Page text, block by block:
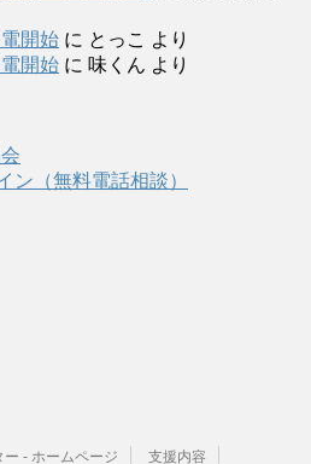
開始 に とっこ より
開始 に 味くん より
ン（無料電話相談）
- ホームページ
支援内容